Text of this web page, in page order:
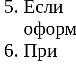
Если
При